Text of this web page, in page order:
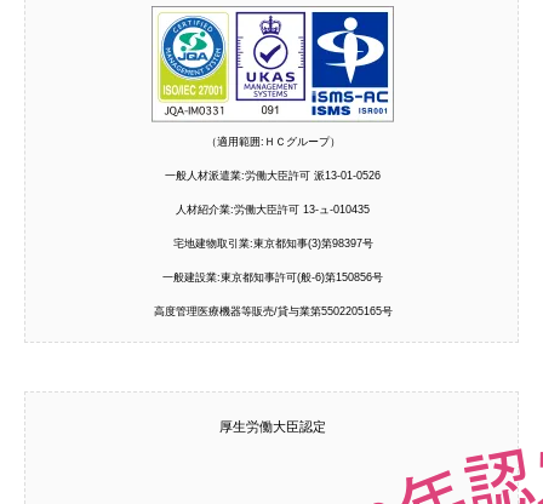
（適用範囲:ＨＣグループ）
一般人材派遣業:労働大臣許可 派13-01-0526
人材紹介業:労働大臣許可 13-ュ-010435
宅地建物取引業:東京都知事(3)第98397号
一般建設業:東京都知事許可(般-6)第150856号
高度管理医療機器等販売/貸与業第5502205165号
厚生労働大臣認定